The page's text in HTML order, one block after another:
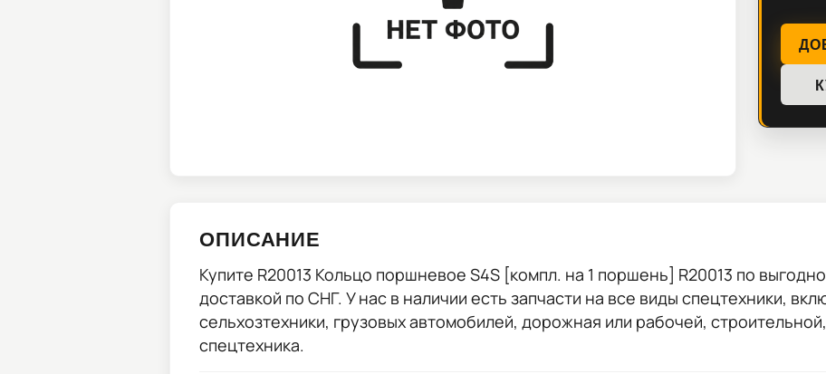
ОПИСАНИЕ
Купите R20013 Кольцо поршневое S4S [компл. на 1 поршень] R20013 по
доставкой по СНГ. У нас в наличии есть запчасти на все виды спецтехники,
сельхозтехники, грузовых автомобилей, дорожная или рабочей,
спецтехника.